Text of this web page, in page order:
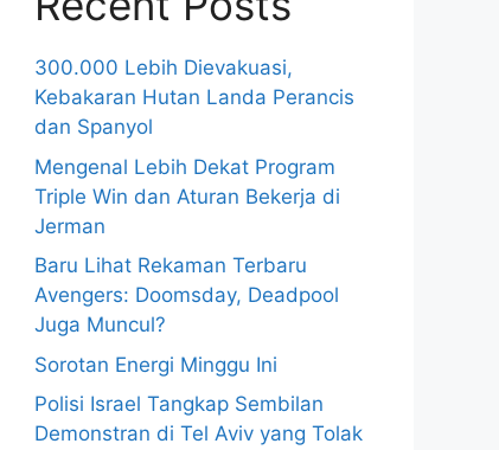
300.000 Lebih Dievakuasi,
Kebakaran Hutan Landa Perancis
dan Spanyol
Mengenal Lebih Dekat Program
Triple Win dan Aturan Bekerja di
Jerman
Baru Lihat Rekaman Terbaru
Avengers: Doomsday, Deadpool
Juga Muncul?
Sorotan Energi Minggu Ini
Polisi Israel Tangkap Sembilan
Demonstran di Tel Aviv yang Tolak